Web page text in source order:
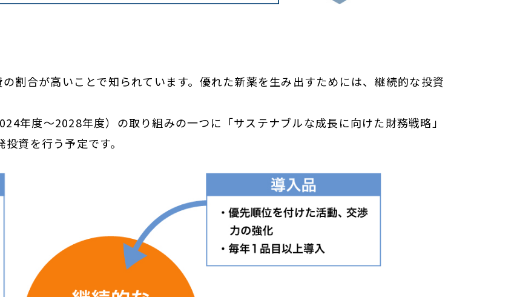
割合が高いことで知られています。優れた新薬を生み出すためには、継続的な投資
年度～2028年度）の取り組みの一つに「サステナブルな成長に向けた財務戦略」
資を行う予定です。